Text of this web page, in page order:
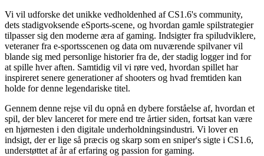
Vi vil udforske det unikke vedholdenhed af CS1.6's community,
dets stadigvoksende eSports-scene, og hvordan gamle spilstrategier
tilpasser sig den moderne æra af gaming. Indsigter fra spiludviklere,
veteraner fra e-sportsscenen og data om nuværende spilvaner vil
blande sig med personlige historier fra de, der stadig logger ind for
at spille hver aften. Samtidig vil vi røre ved, hvordan spillet har
inspireret senere generationer af shooters og hvad fremtiden kan
holde for denne legendariske titel.
Gennem denne rejse vil du opnå en dybere forståelse af, hvordan et
spil, der blev lanceret for mere end tre årtier siden, fortsat kan være
en hjørnesten i den digitale underholdningsindustri. Vi lover en
indsigt, der er lige så præcis og skarp som en sniper's sigte i CS1.6,
understøttet af år af erfaring og passion for gaming.